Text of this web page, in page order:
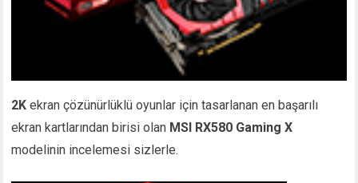
2K ekran çözünürlüklü oyunlar için tasarlanan en başarılı
ekran kartlarından birisi olan MSI RX580 Gaming X
modelinin incelemesi sizlerle.